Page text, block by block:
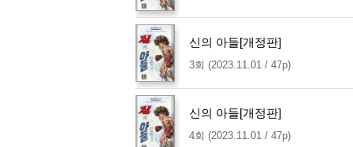
신의 아들[개정판]
3회 (2023.11.01 / 47p)
신의 아들[개정판]
4회 (2023.11.01 / 47p)